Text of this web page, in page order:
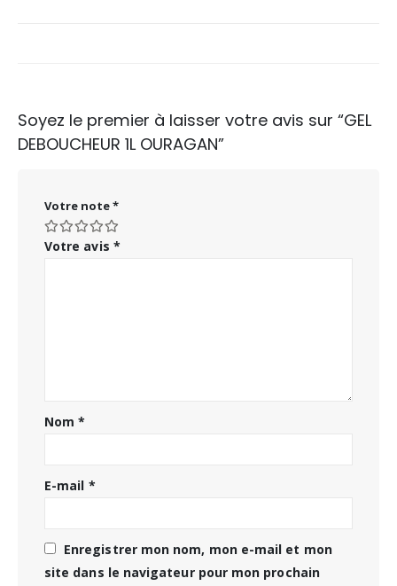
Soyez le premier à laisser votre avis sur “GEL
DEBOUCHEUR 1L OURAGAN”
Votre note*
Votre avis *
Nom*
E-mail *
Enregistrer mon nom, mon e-mail et mon
site dans le navigateur pour mon prochain